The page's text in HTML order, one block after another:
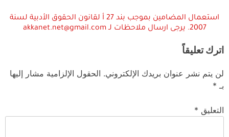
استعمال المضامين بموجب بند 27 أ لقانون الحقوق الأدبية لسنة
2007. يرجى ارسال ملاحظات لـ akkanet.net@gmail.com
اترك تعليقاً
لن يتم نشر عنوان بريدك الإلكتروني. الحقول الإلزامية مشار إليها
بـ *
التعليق *